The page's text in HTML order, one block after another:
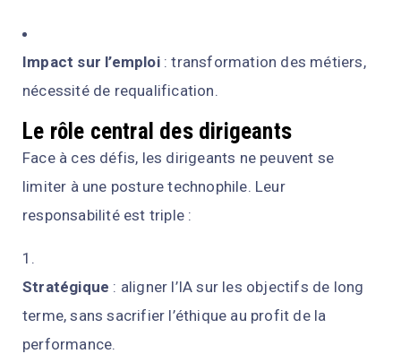
Impact sur l’emploi: transformation des métiers,
nécessité de requalification.
Le rôle central des dirigeants
Face à ces défis, les dirigeants ne peuvent se
limiter à une posture technophile. Leur
responsabilité est triple :
Stratégique : aligner l’IA sur les objectifs de long
terme, sans sacrifier l’éthique au profit de la
performance.